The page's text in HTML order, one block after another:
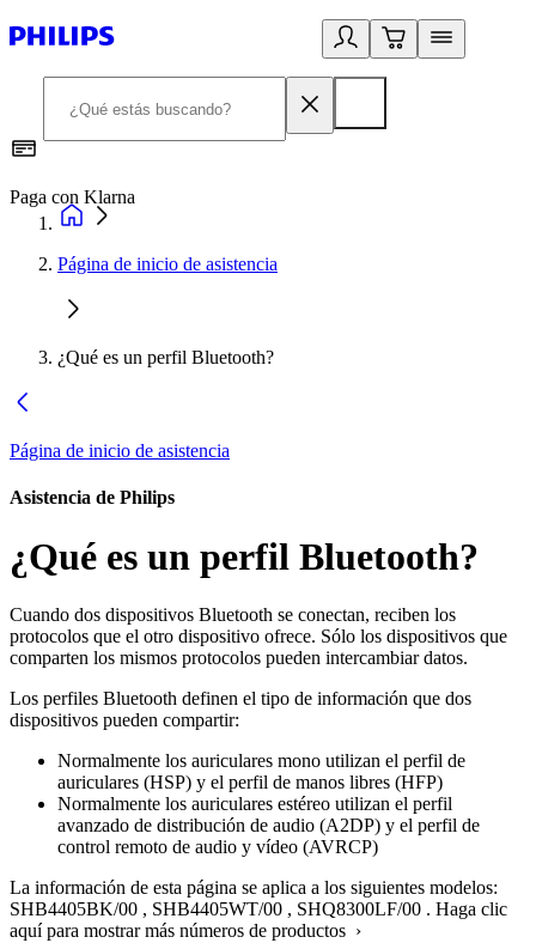
Paga con Klarna
Página de inicio de asistencia
¿Qué es un perfil Bluetooth?
Página de inicio de asistencia
Asistencia de Philips
¿Qué es un perfil Bluetooth?
Cuando dos dispositivos Bluetooth se conectan, reciben los
protocolos que el otro dispositivo ofrece. Sólo los dispositivos que
comparten los mismos protocolos pueden intercambiar datos.
Los perfiles Bluetooth definen el tipo de información que dos
dispositivos pueden compartir:
Normalmente los auriculares mono utilizan el perfil de
auriculares (HSP) y el perfil de manos libres (HFP)
Normalmente los auriculares estéreo utilizan el perfil
avanzado de distribución de audio (A2DP) y el perfil de
control remoto de audio y vídeo (AVRCP)
La información de esta página se aplica a los siguientes modelos:
SHB4405BK/00 , SHB4405WT/00 , SHQ8300LF/00 . Haga clic
aquí para mostrar más números de productos ›